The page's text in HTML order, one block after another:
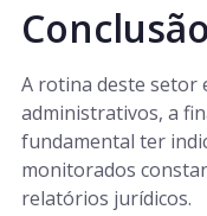
Conclusão
A rotina deste setor
administrativos, a
fundamental ter
monitorados
relatórios jurídicos.